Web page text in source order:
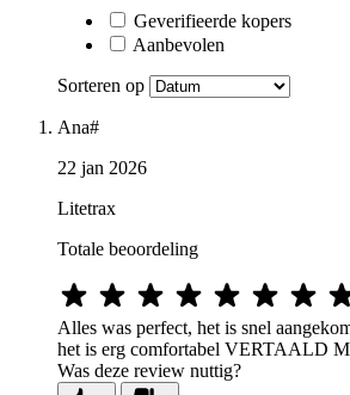
Geverifieerde kopers
Aanbevolen
Sorteren op
Ana#
22 jan 2026
Litetrax
Totale beoordeling
Alles was perfect, het is snel
het is erg comfortabel VERTAALD
Was deze review nuttig?